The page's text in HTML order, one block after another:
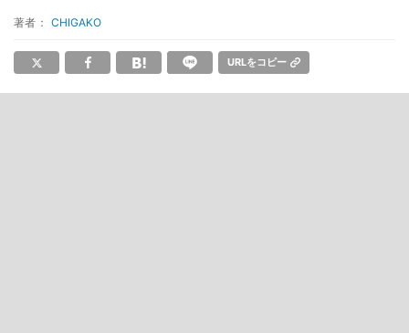
著者： CHIGAKO
URLをコピー